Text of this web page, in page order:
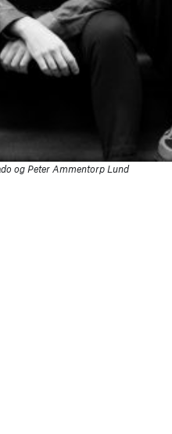
og Peter Ammentorp Lund